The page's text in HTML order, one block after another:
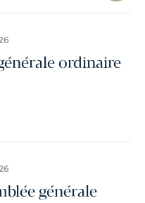
ordinaire
générale